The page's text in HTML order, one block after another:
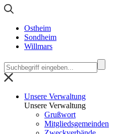
Ostheim
Sondheim
Willmars
Unsere Verwaltung
Unsere Verwaltung
Grußwort
Mitgliedsgemeinden